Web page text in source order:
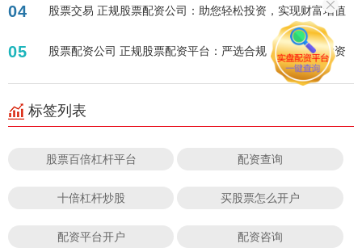
04 股票交易 正规股票配资公司：助您轻松投资，实现财富增值
05 股票配资公司 正规股票配资平台：严选合规，助您稳健投资
标签列表
股票百倍杠杆平台 配资查询
十倍杠杆炒股 买股票怎么开户
配资平台开户 配资咨询